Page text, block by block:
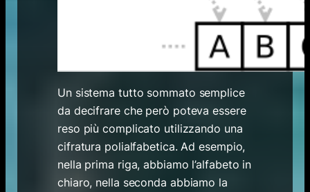
Un sistema tutto sommato semplice
da decifrare che però poteva essere
reso più complicato utilizzando una
cifratura polialfabetica. Ad esempio,
nella prima riga, abbiamo l’alfabeto in
chiaro, nella seconda abbiamo la